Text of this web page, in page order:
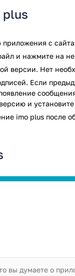
и публиковать
для минимальной
файлов
plus
с
и нажмите на
версии. Нет
Если
и
imo plus после